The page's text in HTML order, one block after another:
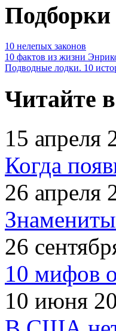
10 нелепых законов
10 фактов из жизни
Подводные лодки. 10
Читайте
15 апреля
Когда
26 апреля
26
10 мифов
10 июня